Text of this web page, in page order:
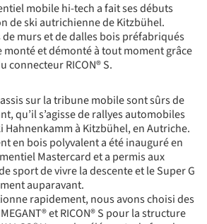
mobile hi-tech a fait ses débuts
de ski autrichienne de Kitzbühel.
de murs et de dalles bois préfabriqués
et démonté à tout moment grâce
connecteur RICON® S.
sur la tribune mobile sont sûrs de
qu’il s’agisse de rallyes automobiles
Hahnenkamm à Kitzbühel, en Autriche.
en bois polyvalent a été inauguré en
Mastercard et a permis aux
sport de vivre la descente et le Super G
auparavant.
rapidement, nous avons choisi des
et RICON® S pour la structure